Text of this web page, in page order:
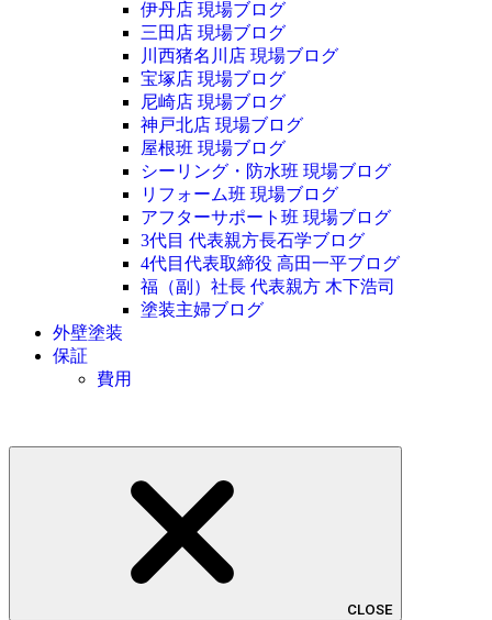
伊丹店 現場ブログ
三田店 現場ブログ
川西猪名川店 現場ブログ
宝塚店 現場ブログ
尼崎店 現場ブログ
神戸北店 現場ブログ
屋根班 現場ブログ
シーリング・防水班 現場ブログ
リフォーム班 現場ブログ
アフターサポート班 現場ブログ
3代目 代表親方長石学ブログ
4代目代表取締役 高田一平ブログ
福（副）社長 代表親方 木下浩司
塗装主婦ブログ
外壁塗装
保証
費用
CLOSE